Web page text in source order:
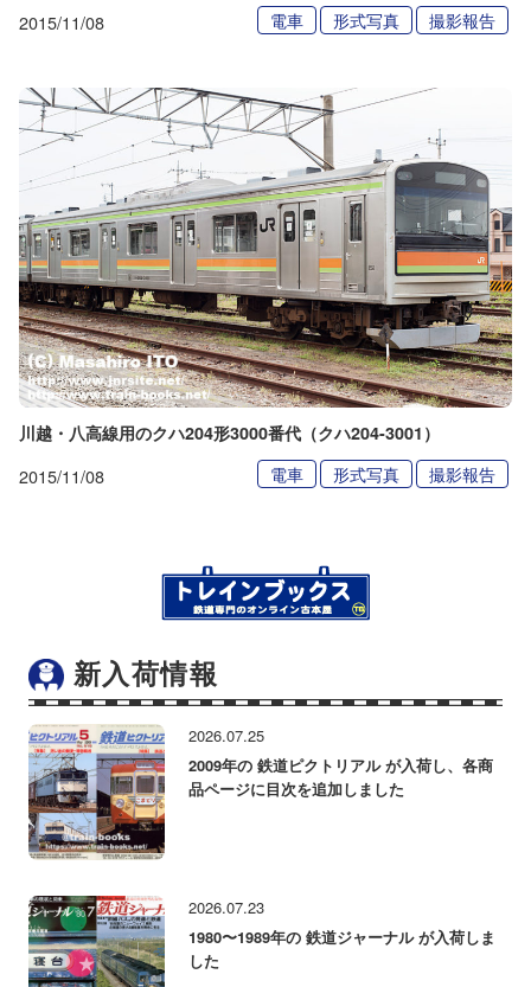
2015/11/08 電車 形式写真 撮影報告
川越・八高線用のクハ204形3000番代（クハ204-3001）
2015/11/08 電車 形式写真 撮影報告
新入荷情報
2026.07.25
2009年の 鉄道ピクトリアル が入荷し、各商
品ページに目次を追加しました
2026.07.23
1980〜1989年の 鉄道ジャーナル が入荷しま
した